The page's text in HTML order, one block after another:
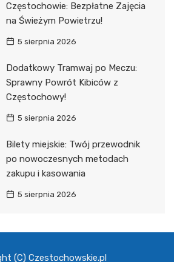
Częstochowie: Bezpłatne Zajęcia
na Świeżym Powietrzu!
5 sierpnia 2026
Dodatkowy Tramwaj po Meczu:
Sprawny Powrót Kibiców z
Częstochowy!
5 sierpnia 2026
Bilety miejskie: Twój przewodnik
po nowoczesnych metodach
zakupu i kasowania
5 sierpnia 2026
(C) Czestochowskie.pl